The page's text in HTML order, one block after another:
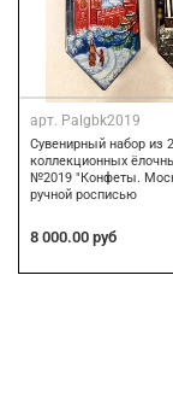
арт. Palgbk2019
Сувенирный набор из
коллекционных
№2019 "Конфеты.
ручной росписью
8 000.00 руб